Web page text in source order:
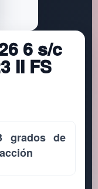
6 s/c
II FS
grados de